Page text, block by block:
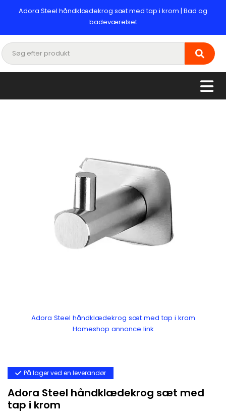
Adora Steel håndklædekrog sæt med tap i krom | Bad og
badeværelset
Adora Steel håndklædekrog sæt med tap i krom
Homeshop annonce link
På lager ved en leverandør
Adora Steel håndklædekrog sæt med
tap i krom